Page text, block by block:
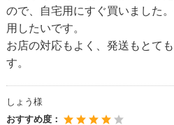
ので、自宅用にすぐ買いました
用したいです。
お店の対応もよく、発送もとて
す。
しょう様
おすすめ度：